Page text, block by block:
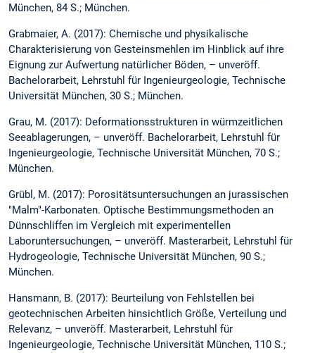
München, 84 S.; München.
Grabmaier, A. (2017): Chemische und physikalische
Charakterisierung von Gesteinsmehlen im Hinblick auf ihre
Eignung zur Aufwertung natürlicher Böden, – unveröff.
Bachelorarbeit, Lehrstuhl für Ingenieurgeologie, Technische
Universität München, 30 S.; München.
Grau, M. (2017): Deformationsstrukturen in würmzeitlichen
Seeablagerungen, – unveröff. Bachelorarbeit, Lehrstuhl für
Ingenieurgeologie, Technische Universität München, 70 S.;
München.
Grübl, M. (2017): Porositätsuntersuchungen an jurassischen
"Malm"-Karbonaten. Optische Bestimmungsmethoden an
Dünnschliffen im Vergleich mit experimentellen
Laboruntersuchungen, – unveröff. Masterarbeit, Lehrstuhl für
Hydrogeologie, Technische Universität München, 90 S.;
München.
Hansmann, B. (2017): Beurteilung von Fehlstellen bei
geotechnischen Arbeiten hinsichtlich Größe, Verteilung und
Relevanz, – unveröff. Masterarbeit, Lehrstuhl für
Ingenieurgeologie, Technische Universität München, 110 S.;